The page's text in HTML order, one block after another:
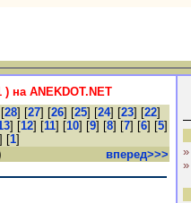
на ANEKDOT.NET
28] [27] [26] [25] [24] [23] [22]
] [12] [11] [10] [9] [8] [7] [6] [5]
] [1]
вперед>>>
»
»